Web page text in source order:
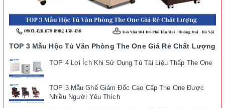
TOP 3 Mẫu Hộc Tủ Văn Phòng The One Giá Rẻ Chất Lượng
TOP 4 Lợi Ích Khi Sử Dụng Tủ Tài Liệu Thấp The One
TOP 3 Mẫu Ghế Giám Đốc Cao Cấp The One Được
Nhiều Người Yêu Thích